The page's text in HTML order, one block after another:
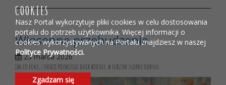
COOKIES
Nasz Portal wykorzytuje pliki cookies w celu dostosowania
portalu do potrzeb użytkownika. Więcej informacji o
cookies wykorzystywanych na Portalu znajdziesz w naszej
Polityce Prywatności.
Zgadzam się
Wiosenne przebudzenie
23 marca 2026
Jak co roku, z okazji pierwszego dnia wiosny, w naszym żłobku odbyło...